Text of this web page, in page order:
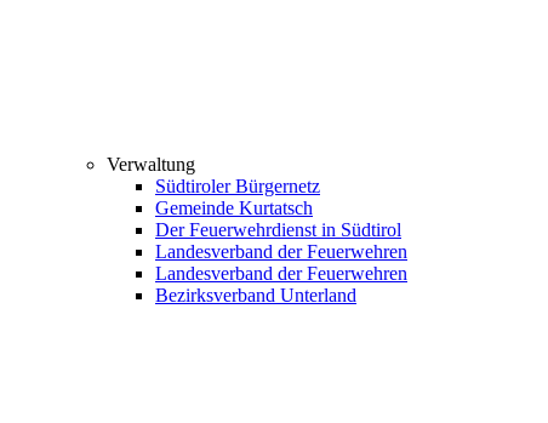
Verwaltung
Südtiroler Bürgernetz
Gemeinde Kurtatsch
Der Feuerwehrdienst in Südtirol
Landesverband der Feuerwehren
Landesverband der Feuerwehren
Bezirksverband Unterland